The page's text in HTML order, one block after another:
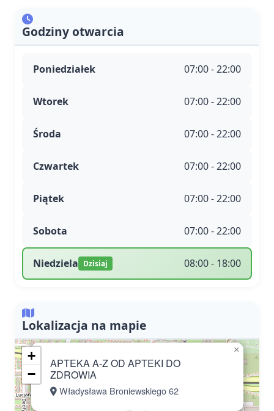
Godziny otwarcia
Poniedziałek 07:00 - 22:00
Wtorek 07:00 - 22:00
Środa 07:00 - 22:00
Czwartek 07:00 - 22:00
Piątek 07:00 - 22:00
Sobota 07:00 - 22:00
Niedziela Dzisiaj 08:00 - 18:00
Lokalizacja na mapie
APTEKA A-Z OD APTEKI DO
ZDROWIA
Władysława Broniewskiego 62
×
+
−